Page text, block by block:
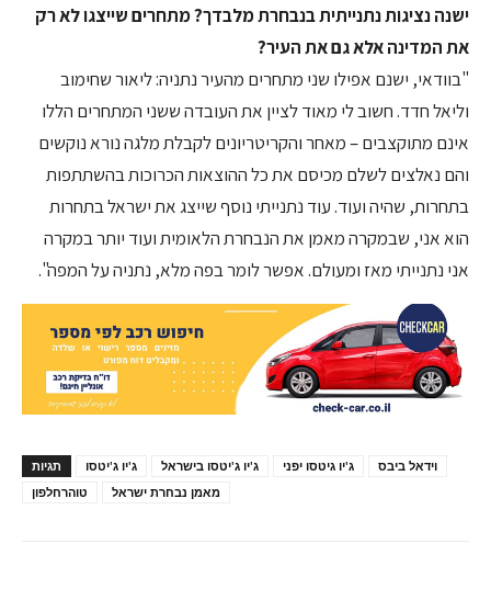
ישנה נציגות נתנייתית בנבחרת מלבדך? מתחרים שייצגו לא רק
את המדינה אלא גם את העיר?
"בוודאי, ישנם אפילו שני מתחרים מהעיר נתניה: ליאור שחימוב
וליאל חדד. חשוב לי מאוד לציין את העובדה ששני המתחרים הללו
אינם מתוקצבים – מאחר והקריטריונים לקבלת מלגה נורא נוקשים
והם נאלצים לשלם מכיסם את כל ההוצאות הכרוכות בהשתתפות
בתחרות, שהיה ועוד. עוד נתנייתי נוסף שייצג את ישראל בתחרות
הוא אני, שבמקרה מאמן את הנבחרת הלאומית ועוד יותר במקרה
אני נתנייתי מאז ומעולם. אפשר לומר בפה מלא, נתניה על המפה".
תגיות ג'יו ג'יטסו ג'יו ג'יטסו בישראל ג'יו גיטסו יפני
וידאל ביבס
טוהרחלפון
מאמן נבחרת ישראל